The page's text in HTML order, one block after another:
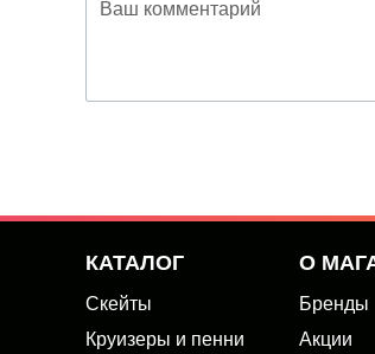
КАТАЛОГ
Скейты
Круизеры и пенни
О
Бренды
Акции